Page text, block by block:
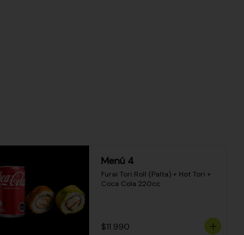
Menú 4
Furai Tori Roll (Palta) + Hot Tori +
Coca Cola 220cc
$11.990